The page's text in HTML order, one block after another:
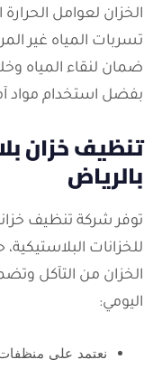
الخزان لعوامل
تسربات المياه غير
ضمان لنقاء المياه
بفضل استخدام مواد
تنظيف خزان
بالرياض
توفر شركة تنظيف
للخزانات
الخزان من التآكل
اليومي:
نعتمد على منظفات